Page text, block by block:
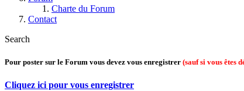
Charte du Forum
Contact
Search
Pour poster sur le Forum vous devez vous enregistrer (sauf si vous êtes
Cliquez ici pour vous enregistrer